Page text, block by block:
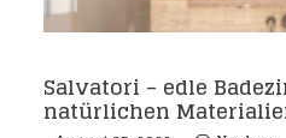
Salvatori – edle
natürlichen